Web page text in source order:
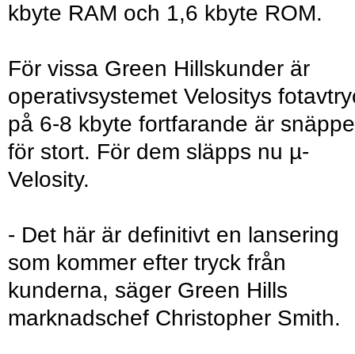
kbyte RAM och 1,6 kbyte ROM.
För vissa Green Hillskunder är
operativsystemet Velositys
på 6-8 kbyte fortfarande är
för stort. För dem släpps nu µ-
Velosity.
- Det här är definitivt en lansering
som kommer efter tryck från
kunderna, säger Green Hills
marknadschef Christopher Smith.